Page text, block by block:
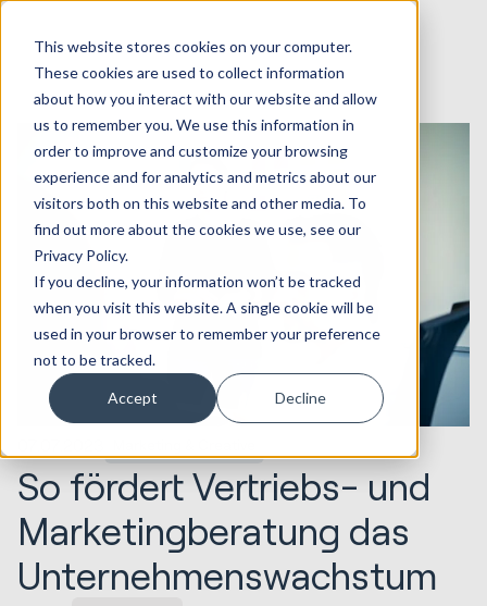
This website stores cookies on your computer.
These cookies are used to collect information
about how you interact with our website and allow
us to remember you. We use this information in
order to improve and customize your browsing
experience and for analytics and metrics about our
visitors both on this website and other media. To
find out more about the cookies we use, see our
Privacy Policy.
If you decline, your information won’t be tracked
when you visit this website. A single cookie will be
used in your browser to remember your preference
not to be tracked.
Accept Decline
So fördert Vertriebs- und
Marketingberatung das
Unternehmenswachstum